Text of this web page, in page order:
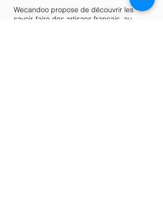
Wecandoo propose de découvrir les
savoir-faire des artisans français, au